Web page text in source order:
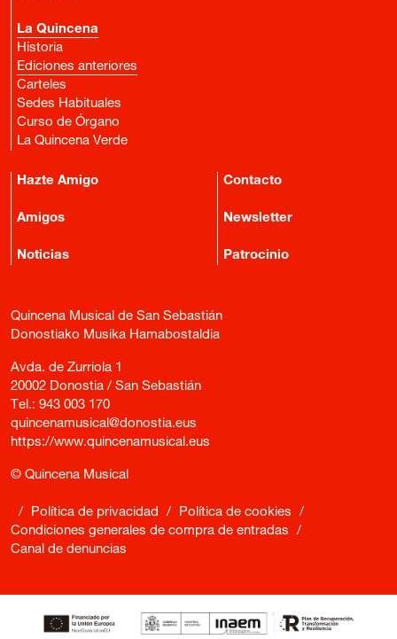
La Quincena
Historia
Ediciones anteriores
Carteles
Sedes Habituales
Curso de Órgano
La Quincena Verde
Hazte Amigo
Amigos
Noticias
Contacto
Newsletter
Patrocinio
Quincena Musical de San Sebastián
Donostiako Musika Hamabostaldia
Avda. de Zurriola 1
20002 Donostia / San Sebastián
Tel.: 943 003 170
quincenamusical@donostia.eus
https://www.quincenamusical.eus
© Quincena Musical
/ Política de privacidad / Política de cookies
/
Condiciones generales de compra de entradas
/
Canal de denuncias